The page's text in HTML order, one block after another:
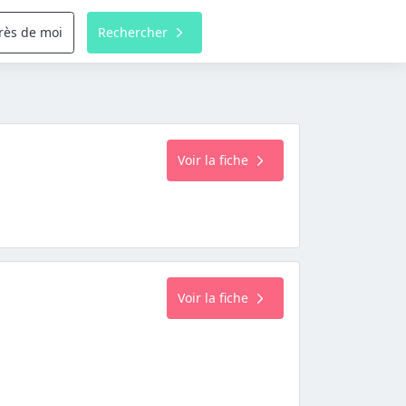
de moi Rechercher
Voir la fiche
Voir la fiche